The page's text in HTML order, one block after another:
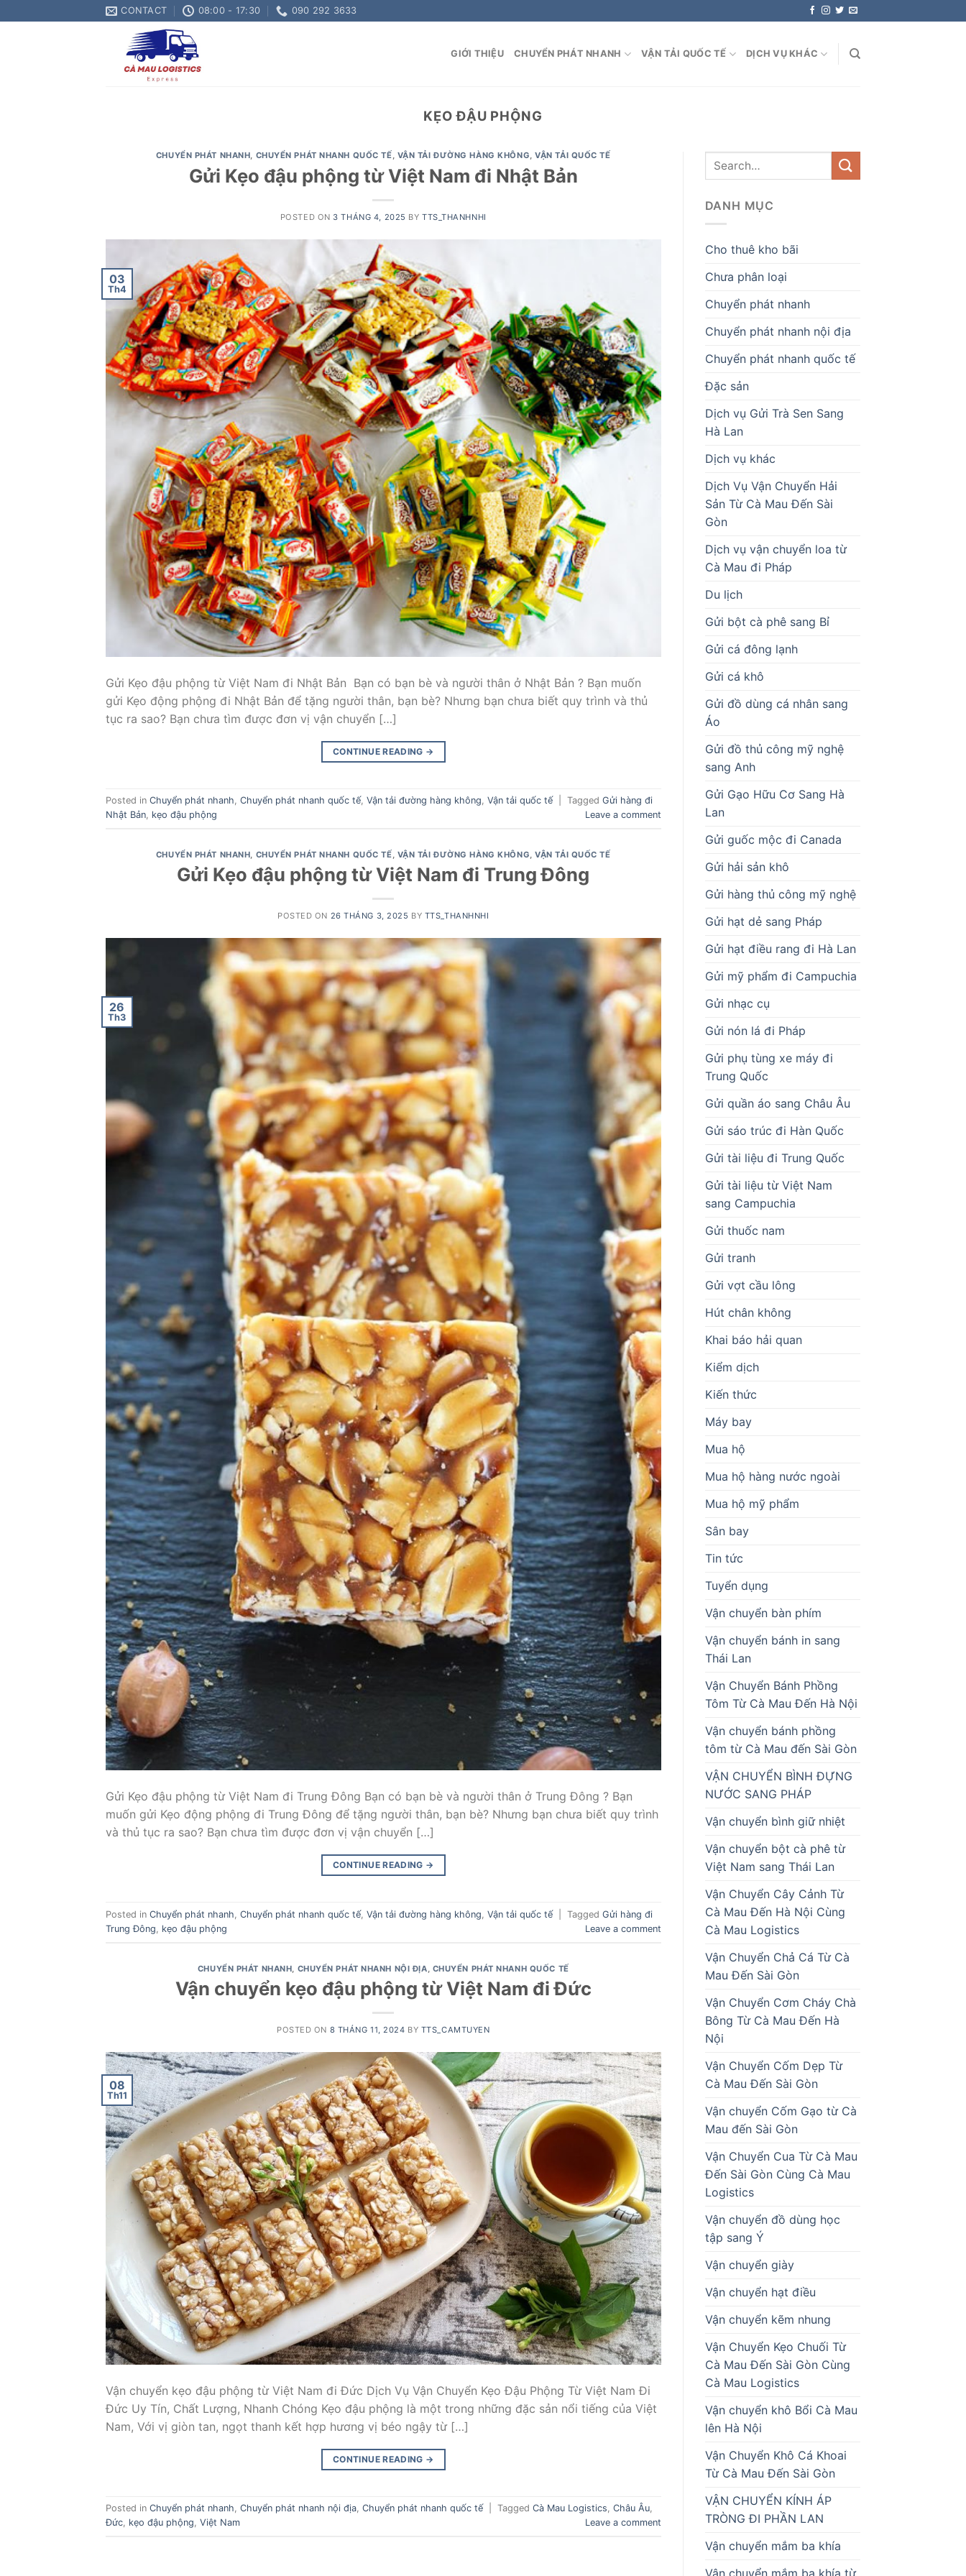
to
CONTACT 08:00 - 17:30 090 292 3633
GIỚI THIỆU CHUYỂN PHÁT NHANH VẬN TẢI QUỐC TẾ DỊCH VỤ KHÁC
KẸO ĐẬU PHỘNG
CHUYỂN PHÁT NHANH, CHUYỂN PHÁT NHANH QUỐC TẾ, VẬN TẢI ĐƯỜNG HÀNG KHÔNG,VẬN TẢI QUỐC TẾ
Gửi Kẹo đậu phộng từ Việt Nam đi Nhật Bản
POSTED ON 3 THÁNG 4, 2025 BYTTS_THANHNHI
03
Th4
Gửi Kẹo đậu phộng từ Việt Nam đi Nhật Bản Bạn có bạn bè và người thân ở Nhật Bản ? Bạn muốn
gửi Kẹo động phộng đi Nhật Bản để tặng người thân, bạn bè? Nhưng bạn chưa biết quy trình và thủ
tục ra sao? Bạn chưa tìm được đơn vị vận chuyển […]
CONTINUE READING →
Posted in Chuyển phát nhanh, Chuyển phát nhanh quốc tế, Vận tải đường hàng không, Vận tải quốc tế Tagged Gửi hàng đi
Nhật Bản, kẹo đậu phộng Leave a comment
CHUYỂN PHÁT NHANH CHUYỂN PHÁT NHANH QUỐC TẾ VẬN TẢI ĐƯỜNG HÀNG KHÔNG ,VẬN TẢI QUỐC TẾ
Gửi Kẹo đậu phộng từ Việt Nam đi Trung Đông
POSTED ON 26 THÁNG 3, 2025 BY TTS_THANHNHI
26
Th3
Gửi Kẹo đậu phộng từ Việt Nam đi Trung Đông Bạn có bạn bè và người thân ở Trung Đông ? Bạn
muốn gửi Kẹo động phộng đi Trung Đông để tặng người thân, bạn bè? Nhưng bạn chưa biết quy trình
và thủ tục ra sao? Bạn chưa tìm được đơn vị vận chuyển […]
CONTINUE READING →
Posted in Chuyển phát nhanh Chuyển phát nhanh quốc tế Vận tải đường hàng không Vận tải quốc tế Tagged Gửi hàng đi
Trung Đông
kẹo đậu phộng Leave a comment
CHUYỂN PHÁT NHANH CHUYỂN PHÁT NHANH NỘI ĐỊA CHUYỂN PHÁT NHANH QUỐC TẾ
Vận chuyển kẹo đậu phộng từ Việt Nam đi Đức
POSTED ON 8 THÁNG 11, 2024 BY TTS_CAMTUYEN
08
Th11
Vận chuyển kẹo đậu phộng từ Việt Nam đi Đức Dịch Vụ Vận Chuyển Kẹo Đậu Phộng Từ Việt Nam Đi
Đức Uy Tín, Chất Lượng, Nhanh Chóng Kẹo đậu phộng là một trong những đặc sản nổi tiếng của Việt
Nam, Với vị giòn tan, ngọt thanh kết hợp hương vị béo ngậy từ […]
CONTINUE READING →
Posted in Chuyển phát nhanh, Chuyển phát nhanh nội địa, Chuyển phát nhanh quốc tế Tagged Cà Mau Logistics, Châu Âu,
Đức, kẹo đậu phộng, Việt Nam Leave a comment
DANH MỤC
Cho thuê kho bãi
Chưa phân loại
Chuyển phát nhanh
Chuyển phát nhanh nội địa
Chuyển phát nhanh quốc tế
Đặc sản
Dịch vụ Gửi Trà Sen Sang
Hà Lan
Dịch vụ khác
Dịch Vụ Vận Chuyển Hải
Sản Từ Cà Mau Đến Sài
Gòn
Dịch vụ vận chuyển loa từ
Cà Mau đi Pháp
Du lịch
Gửi bột cà phê sang Bỉ
Gửi cá đông lạnh
Gửi cá khô
Gửi đồ dùng cá nhân sang
Áo
Gửi đồ thủ công mỹ nghệ
sang Anh
Gửi Gạo Hữu Cơ Sang Hà
Lan
Gửi guốc mộc đi Canada
Gửi hải sản khô
Gửi hàng thủ công mỹ nghệ
Gửi hạt dẻ sang Pháp
Gửi hạt điều rang đi Hà Lan
Gửi mỹ phẩm đi Campuchia
Gửi nhạc cụ
Gửi nón lá đi Pháp
Gửi phụ tùng xe máy đi
Trung Quốc
Gửi quần áo sang Châu Âu
Gửi sáo trúc đi Hàn Quốc
Gửi tài liệu đi Trung Quốc
Gửi tài liệu từ Việt Nam
sang Campuchia
Gửi thuốc nam
Gửi tranh
Gửi vợt cầu lông
Hút chân không
Khai báo hải quan
Kiểm dịch
Kiến thức
Máy bay
Mua hộ
Mua hộ hàng nước ngoài
Mua hộ mỹ phẩm
Sân bay
Tin tức
Tuyển dụng
Vận chuyển bàn phím
Vận chuyển bánh in sang
Thái Lan
Vận Chuyển Bánh Phồng
Tôm Từ Cà Mau Đến Hà Nội
Vận chuyển bánh phồng
tôm từ Cà Mau đến Sài Gòn
VẬN CHUYỂN BÌNH ĐỰNG
NƯỚC SANG PHÁP
Vận chuyển bình giữ nhiệt
Vận chuyển bột cà phê từ
Việt Nam sang Thái Lan
Vận Chuyển Cây Cảnh Từ
Cà Mau Đến Hà Nội Cùng
Cà Mau Logistics
Vận Chuyển Chả Cá Từ Cà
Mau Đến Sài Gòn
Vận Chuyển Cơm Cháy Chà
Bông Từ Cà Mau Đến Hà
Nội
Vận Chuyển Cốm Dẹp Từ
Cà Mau Đến Sài Gòn
Vận chuyển Cốm Gạo từ Cà
Mau đến Sài Gòn
Vận Chuyển Cua Từ Cà Mau
Đến Sài Gòn Cùng Cà Mau
Logistics
Vận chuyển đồ dùng học
tập sang Ý
Vận chuyển giày
Vận chuyển hạt điều
Vận chuyển kẽm nhung
Vận Chuyển Kẹo Chuối Từ
Cà Mau Đến Sài Gòn Cùng
Cà Mau Logistics
Vận chuyển khô Bổi Cà Mau
lên Hà Nội
Vận Chuyển Khô Cá Khoai
Từ Cà Mau Đến Sài Gòn
VẬN CHUYỂN KÍNH ÁP
TRÒNG ĐI PHẦN LAN
Vận chuyển mắm ba khía
Vận chuyển mắm ba khía từ